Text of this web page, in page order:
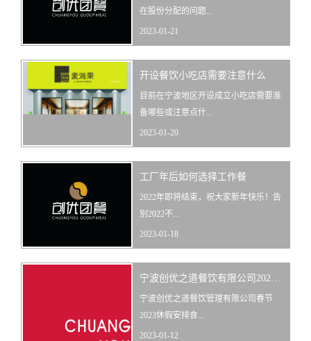
在股份分配的问题...
2023-01-21
开设餐饮小吃店需要注意什么
目前在宁波地区开设成立小吃店需要准
备哪些或注意点什...
2023-01-20
工厂年后如何选择工作餐
2022年即将结束，祝大家新年快乐！告
别2022不...
2023-01-18
宁波创优之道餐饮管理有限公司春节
2023休假安排食...
2023-01-12